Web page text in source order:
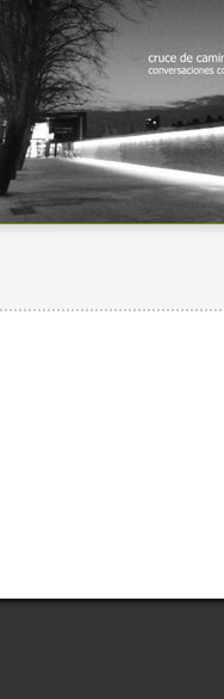
necesario hacerlogin.